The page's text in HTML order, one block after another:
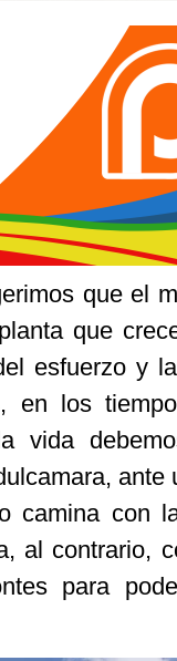
que el
que
esfuerzo y
en los
vida
ante
camina con
al contrario,
para